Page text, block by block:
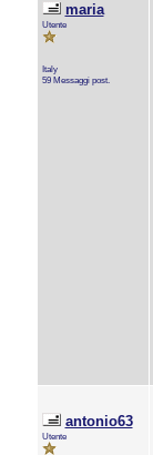
maria
Utente
Italy
59 Messaggi post.
antonio63
Utente